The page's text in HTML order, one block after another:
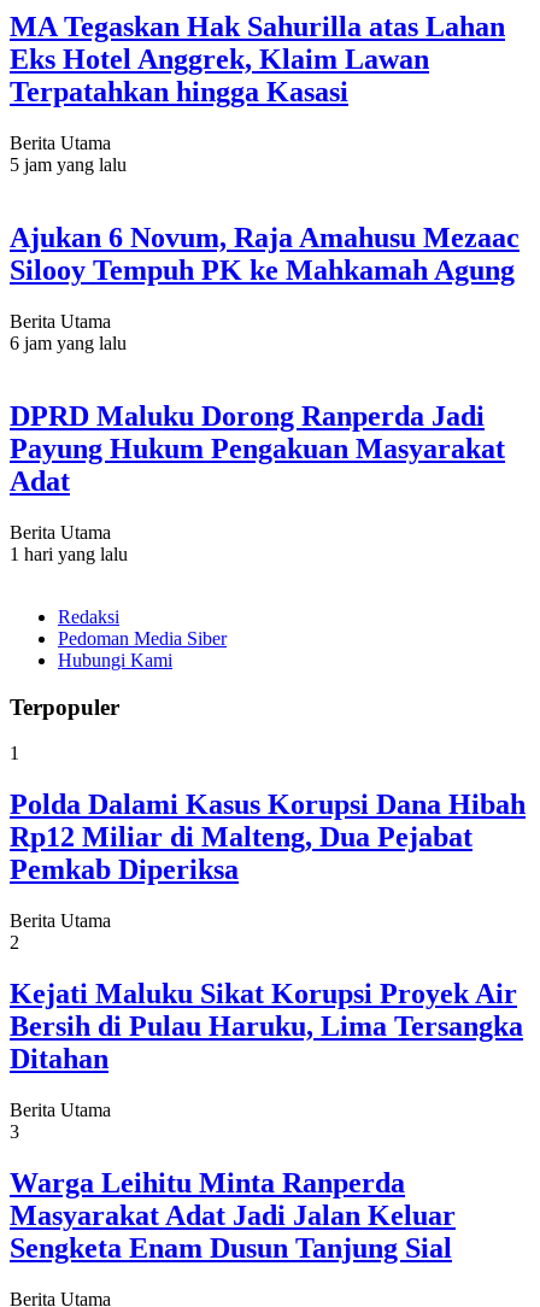
MA Tegaskan Hak Sahurilla atas Lahan
Eks Hotel Anggrek, Klaim Lawan
Terpatahkan hingga Kasasi
Berita Utama
5 jam yang lalu
Ajukan 6 Novum, Raja Amahusu Mezaac
Silooy Tempuh PK ke Mahkamah Agung
Berita Utama
6 jam yang lalu
DPRD Maluku Dorong Ranperda Jadi
Payung Hukum Pengakuan Masyarakat
Adat
Berita Utama
1 hari yang lalu
Redaksi
Pedoman Media Siber
Hubungi Kami
Terpopuler
1
Polda Dalami Kasus Korupsi Dana Hibah
Rp12 Miliar di Malteng, Dua Pejabat
Pemkab Diperiksa
Berita Utama
2
Kejati Maluku Sikat Korupsi Proyek Air
Bersih di Pulau Haruku, Lima Tersangka
Ditahan
Berita Utama
3
Warga Leihitu Minta Ranperda
Masyarakat Adat Jadi Jalan Keluar
Sengketa Enam Dusun Tanjung Sial
Berita Utama